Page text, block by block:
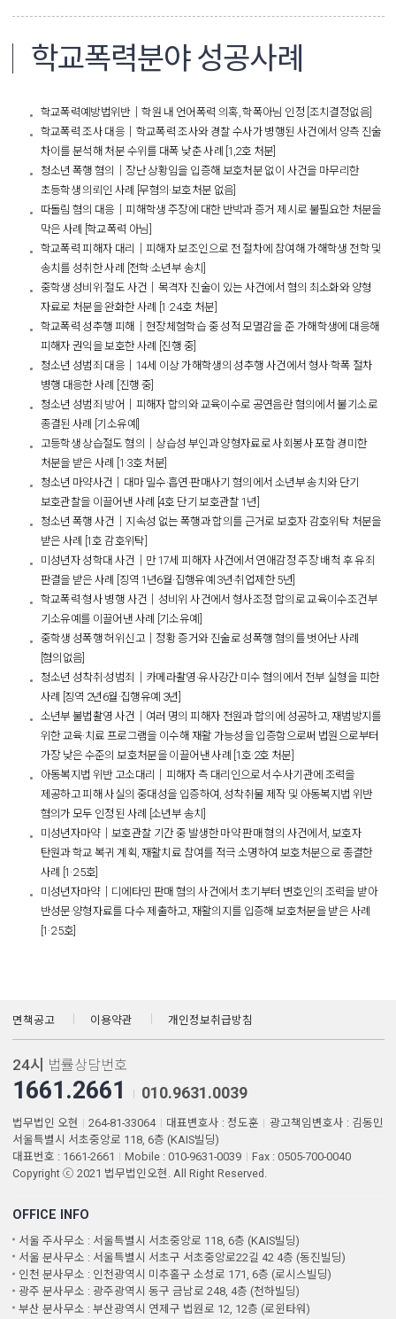
학교폭력분야 성공사례
학교폭력예방법위반│학원 내 언어폭력 의혹, 학폭아님 인정 [조치결정없음]
학교폭력 조사 대응│학교폭력 조사와 경찰 수사가 병행된 사건에서 양측 진술
차이를 분석해 처분 수위를 대폭 낮춘 사례 [1,2호 처분]
청소년 폭행 혐의│장난 상황임을 입증해 보호처분 없이 사건을 마무리한
초등학생 의뢰인 사례 [무혐의·보호처분 없음]
따돌림 혐의 대응│피해학생 주장에 대한 반박과 증거 제시로 불필요한 처분을
막은 사례 [학교폭력 아님]
학교폭력 피해자 대리│피해자 보조인으로 전 절차에 참여해 가해학생 전학 및
송치를 성취한 사례 [전학·소년부 송치]
중학생 성비위·절도 사건│목격자 진술이 있는 사건에서 혐의 최소화와 양형
자료로 처분을 완화한 사례 [1·2·4호 처분]
학교폭력 성추행 피해│현장체험학습 중 성적 모멸감을 준 가해학생에 대응해
피해자 권익을 보호한 사례 [진행 중]
청소년 성범죄 대응│14세 이상 가해학생의 성추행 사건에서 형사·학폭 절차
병행 대응한 사례 [진행 중]
청소년 성범죄 방어│피해자 합의와 교육이수로 공연음란 혐의에서 불기소로
종결된 사례 [기소유예]
고등학생 상습절도 혐의│상습성 부인과 양형자료로 사회봉사 포함 경미한
처분을 받은 사례 [1·3호 처분]
청소년 마약사건│대마 밀수·흡연·판매사기 혐의에서 소년부 송치와 단기
보호관찰을 이끌어낸 사례 [4호 단기 보호관찰 1년]
청소년 폭행 사건│지속성 없는 폭행과 합의를 근거로 보호자 감호위탁 처분을
받은 사례 [1호 감호위탁]
미성년자 성학대 사건│만 17세 피해자 사건에서 연애감정 주장 배척 후 유죄
판결을 받은 사례 [징역 1년6월·집행유예 3년·취업제한 5년]
학교폭력·형사 병행 사건│성비위 사건에서 형사조정 합의로 교육이수조건부
기소유예를 이끌어낸 사례 [기소유예]
중학생 성폭행 허위신고│정황 증거와 진술로 성폭행 혐의를 벗어난 사례
[혐의없음]
청소년 성착취·성범죄│카메라촬영·유사강간·미수 혐의에서 전부 실형을 피한
사례 [징역 2년6월·집행유예 3년]
소년부 불법촬영 사건│여러 명의 피해자 전원과 합의에 성공하고, 재범방지를
위한 교육·치료 프로그램을 이수해 재활 가능성을 입증함으로써 법원으로부터
가장 낮은 수준의 보호처분을 이끌어낸 사례 [1호·2호 처분]
아동복지법 위반 고소대리│피해자 측 대리인으로서 수사기관에 조력을
제공하고 피해 사실의 중대성을 입증하여, 성착취물 제작 및 아동복지법 위반
혐의가 모두 인정된 사례 [소년부 송치]
미성년자마약│보호관찰 기간 중 발생한 마약 판매 혐의 사건에서, 보호자
탄원과 학교 복귀 계획, 재활치료 참여를 적극 소명하여 보호처분으로 종결한
사례 [1·2·5호]
미성년자마약│디에타민 판매 혐의 사건에서 초기부터 변호인의 조력을 받아
반성문·양형자료를 다수 제출하고, 재활의지를 입증해 보호처분을 받은 사례
[1·2·5호]​
면책공고 이용약관 개인정보취급방침
24시 법률상담번호
1661.2661 010.9631.0039
법무법인 오현 264-81-33064 대표변호사 : 정도훈
광고책임변호사 : 김동민
서울특별시 서초중앙로 118, 6층 (KAIS빌딩)
대표번호 : 1661-2661
Mobile : 010-9631-0039
Fax : 0505-700-0040
Copyright ⓒ 2021 법무법인오현. All Right Reserved.
OFFICE INFO
서울 주사무소 : 서울특별시 서초중앙로 118, 6층 (KAIS빌딩)
서울 분사무소 : 서울특별시 서초구 서초중앙로22길 42 4층 (동진빌딩)
인천 분사무소 : 인천광역시 미추홀구 소성로 171, 6층 (로시스빌딩)
광주 분사무소 : 광주광역시 동구 금남로 248, 4층 (천하빌딩)
부산 분사무소 : 부산광역시 연제구 법원로 12, 12층 (로윈타워)